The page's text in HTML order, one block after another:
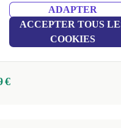
ADAPTER
ACCEPTER TOUS
COOKIES
800 G5 DM
RAM 8.0 GB
€